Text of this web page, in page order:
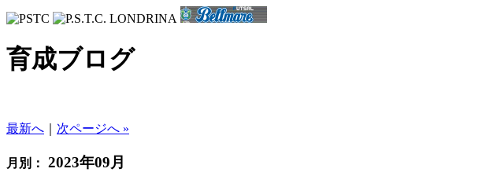
育成ブログ
最新へ 次ページへ »
月別： 2023年09月